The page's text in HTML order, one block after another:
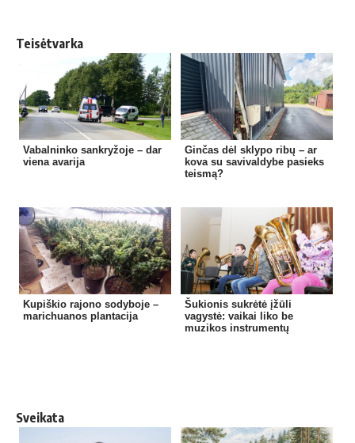
Teisėtvarka
Vabalninko sankryžoje – dar
viena avarija
Ginčas dėl sklypo ribų – ar
kova su savivaldybe pasieks
teismą?
Kupiškio rajono sodyboje –
marichuanos plantacija
Šukionis sukrėtė įžūli
vagystė: vaikai liko be
muzikos instrumentų
Sveikata